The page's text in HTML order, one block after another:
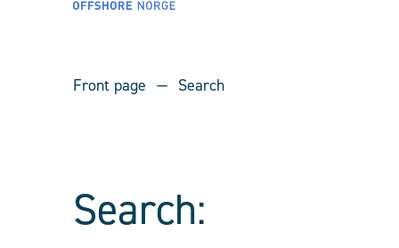
Front page Search
Search: